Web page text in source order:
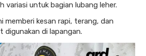
variasi untuk bagian lubang leher.
memberi kesan rapi, terang, dan
digunakan di lapangan.